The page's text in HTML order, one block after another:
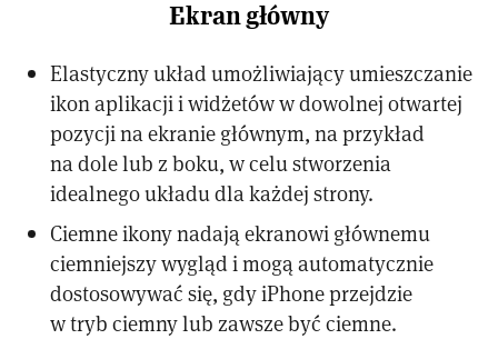
Ekran główny
Elastyczny układ umożliwiający umieszczanie
ikon aplikacji i widżetów w dowolnej otwartej
pozycji na ekranie głównym, na przykład
na dole lub z boku, w celu stworzenia
idealnego układu dla każdej strony.
Ciemne ikony nadają ekranowi głównemu
ciemniejszy wygląd i mogą automatycznie
dostosowywać się, gdy iPhone przejdzie
w tryb ciemny lub zawsze być ciemne.